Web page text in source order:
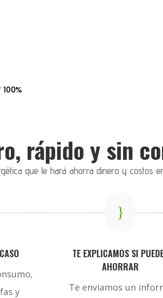
rápido y sin
que le hará ahorra dinero y costos
y
}
TE EXPLICAMOS SI
AHORRAR
Te enviamos un